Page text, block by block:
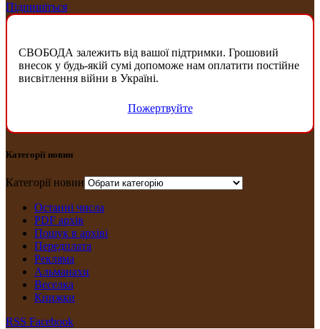
Підпишіться
СВОБОДА залежить від вашої підтримки. Грошовий
внесок у будь-якій сумі допоможе нам оплатити постійне
висвітлення війни в Україні.
Пожертвуйте
Категорії новин
Категорії новин
Останні числа
PDF архів
Пошук в архіві
Передплата
Рекляма
Альманахи
Веселка
Книжки
RSS Facebook